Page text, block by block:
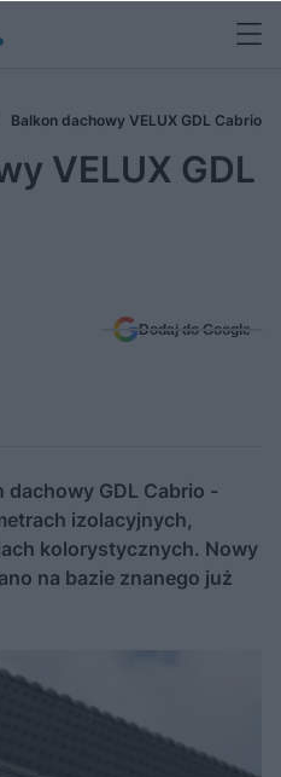
Balkon dachowy VELUX GDL Cabrio
VELUX GDL
Dodaj do Google
dachowy GDL Cabrio -
izolacyjnych,
kolorystycznych. Nowy
na bazie znanego już